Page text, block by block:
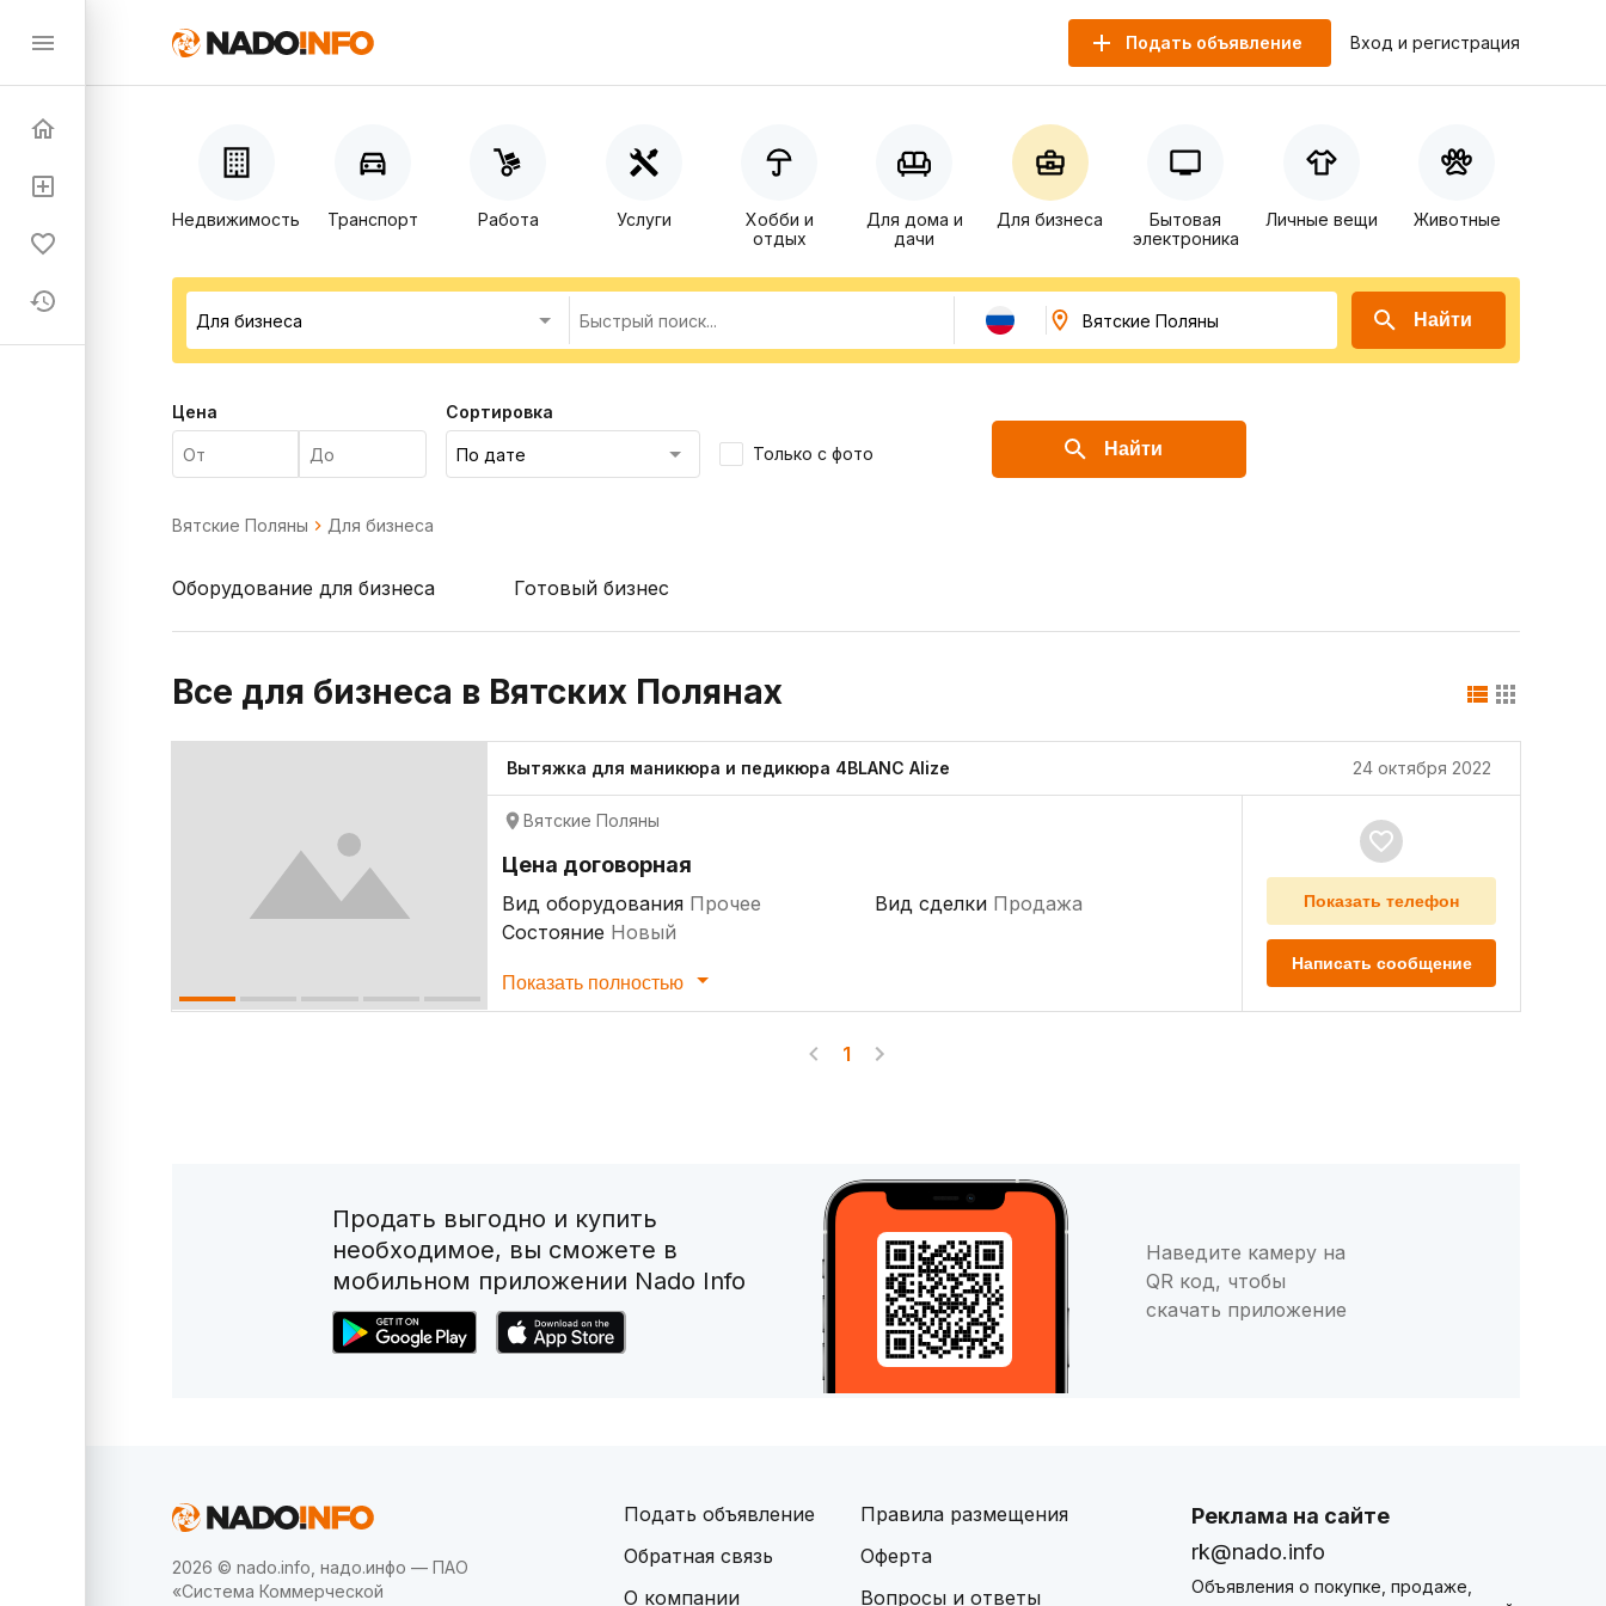
Подать объявление Вход и регистрация
Недвижимость Транспорт Работа Услуги
Хобби и
отдых
Для дома и
дачи
Для бизнеса
Бытовая
электроника
Личные вещи Животные
Найти
Цена Сортировка
Только с фото Найти
Вятские Поляны Для бизнеса
Оборудование для бизнеса Готовый бизнес
Все для бизнеса в Вятских Полянах
Вытяжка для маникюра и педикюра 4BLANC Alize 24 октября 2022
Вятские Поляны
Цена договорная
Вид оборудования Прочее
Состояние Новый
Вид сделки Продажа
Показать полностью
Показать телефон
Написать сообщение
1
Продать выгодно и купить
необходимое, вы сможете в
мобильном приложении Nado Info
Наведите камеру на
QR код, чтобы
скачать приложение
2026 © nado.info, надо.инфо — ПАО
«Система Коммерческой
Подать объявление
Обратная связь
О компании
Правила размещения
Оферта
Вопросы и ответы
Реклама на сайте
rk@nado.info
Объявления о покупке, продаже,